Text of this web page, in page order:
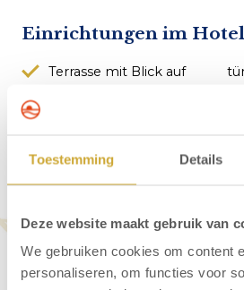
Toestemming Details
Deze website maakt gebruik van
We gebruiken cookies om content
personaliseren, om functies voor
Einrichtungen im Hotel
Terrasse mit Blick auf
Wellnesseinrichtungen